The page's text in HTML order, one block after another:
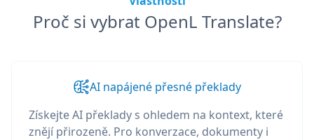
Proč si vybrat OpenL Translate?
AI napájené přesné překlady
Získejte AI překlady s ohledem na kontext, které
znějí přirozeně. Pro konverzace, dokumenty i